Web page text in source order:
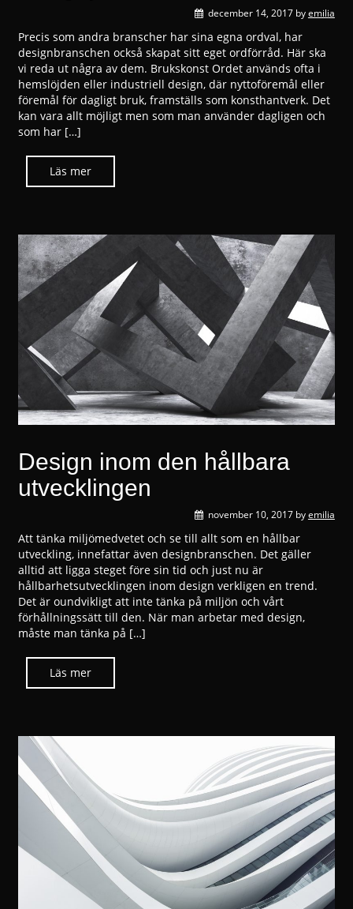
december 14, 2017byemilia
Precis som andra branscher har sina egna ordval, har
designbranschen också skapat sitt eget ordförråd. Här ska
vi reda ut några av dem. Brukskonst Ordet används ofta i
hemslöjden eller industriell design, där nyttoföremål eller
föremål för dagligt bruk, framställs som konsthantverk. Det
kan vara allt möjligt men som man använder dagligen och
som har […]
Design inom den hållbara
utvecklingen
november 10, 2017byemilia
Att tänka miljömedvetet och se till allt som en hållbar
utveckling, innefattar även designbranschen. Det gäller
alltid att ligga steget före sin tid och just nu är
hållbarhetsutvecklingen inom design verkligen en trend.
Det är oundvikligt att inte tänka på miljön och vårt
förhållningssätt till den. När man arbetar med design,
måste man tänka på […]